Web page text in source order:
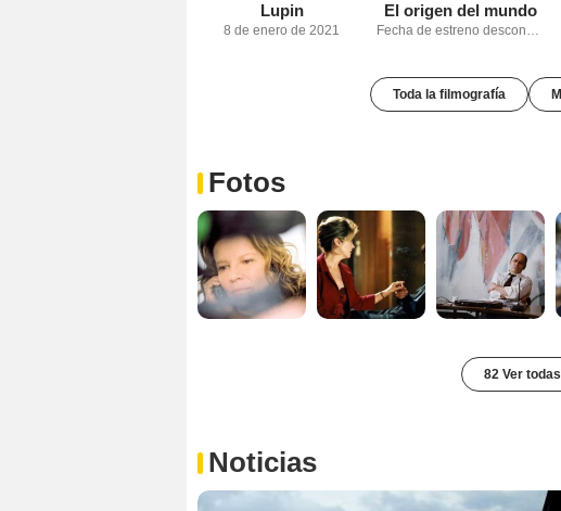
Lupin
8 de enero de 2021
El origen del mundo
Fecha de estreno desconocida
Toda la filmografía
Fotos
82 Ver
Noticias